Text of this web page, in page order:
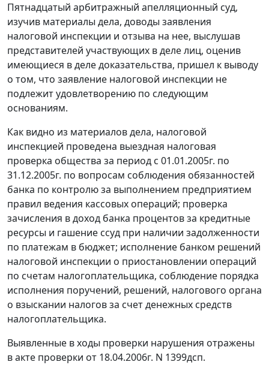
Пятнадцатый арбитражный апелляционный суд,
изучив материалы дела, доводы заявления
налоговой инспекции и отзыва на нее, выслушав
представителей участвующих в деле лиц, оценив
имеющиеся в деле доказательства, пришел к выводу
о том, что заявление налоговой инспекции не
подлежит удовлетворению по следующим
основаниям.
Как видно из материалов дела, налоговой
инспекцией проведена выездная налоговая
проверка общества за период с 01.01.2005г. по
31.12.2005г. по вопросам соблюдения обязанностей
банка по контролю за выполнением предприятием
правил ведения кассовых операций; проверка
зачисления в доход банка процентов за кредитные
ресурсы и гашение ссуд при наличии задолженности
по платежам в бюджет; исполнение банком решений
налоговой инспекции о приостановлении операций
по счетам налогоплательщика, соблюдение порядка
исполнения поручений, решений, налогового органа
о взыскании налогов за счет денежных средств
налогоплательщика.
Выявленные в ходы проверки нарушения отражены
в акте проверки от 18.04.2006г. N 1399дсп.